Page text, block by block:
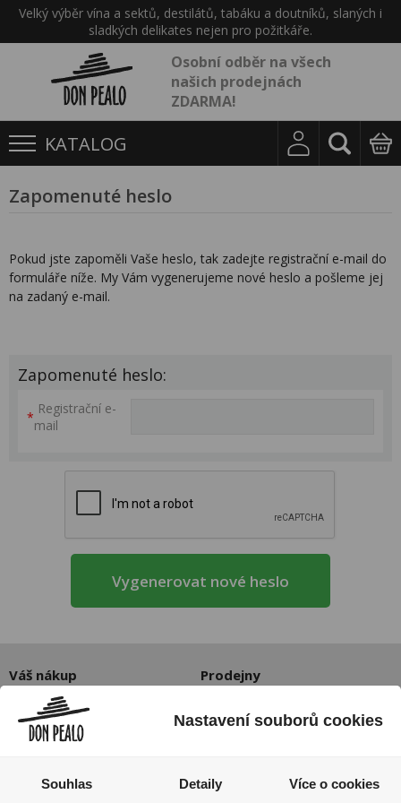
Velký výběr vína a sektů, destilátů, tabáku a doutníků, slaných i
sladkých delikates nejen pro požitkáře.
Osobní odběr na všech
našich prodejnách
ZDARMA!
KATALOG
Zapomenuté heslo
Pokud jste zapoměli Vaše heslo, tak zadejte registrační e-mail do
formuláře níže. My Vám vygenerujeme nové heslo a pošleme jej
na zadaný e-mail.
Zapomenuté heslo:
* Registrační e-
mail
Váš nákup
Registrace
Přihlášení
Jak nakupovat - FAQ
Prodejny
místa ZDARMA
Nastavení souborů cookies
Souhlas Detaily Více o cookies